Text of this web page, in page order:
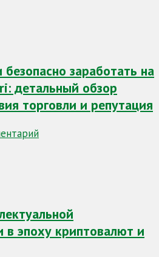
заработать на
детальный обзор
торговли и репутация
в эпоху криптовалют и